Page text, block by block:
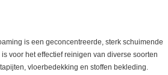
is een geconcentreerde, sterk schuimende
voor het effectief reinigen van diverse soorten
vloerbedekking en stoffen bekleding.